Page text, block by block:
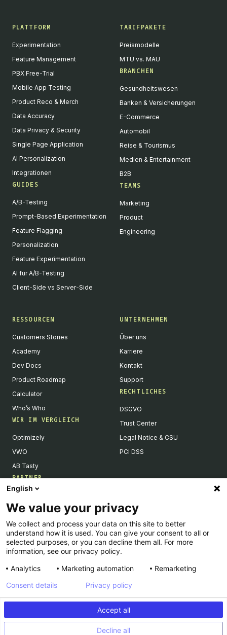
PLATTFORM
Experimentation
Feature Management
PBX Free-Trial
Mobile App Testing
Product Reco & Merch
Data Accuracy
Data Privacy & Security
Single Page Application
AI Personalization
Integrationen
GUIDES
A/B-Testing
Prompt-Based Experimentation
Feature Flagging
Personalization
Feature Experimentation
AI für A/B-Testing
Client-Side vs Server-Side
TARIFPAKETE
Preismodelle
MTU vs. MAU
BRANCHEN
Gesundheitswesen
Banken & Versicherungen
E-Commerce
Automobil
Reise & Tourismus
Medien & Entertainment
B2B
TEAMS
Marketing
Product
Engineering
RESSOURCEN
Customers Stories
Academy
Dev Docs
Product Roadmap
Calculator
Who’s Who
WIR IM VERGLEICH
Optimizely
VWO
AB Tasty
PARTNER
Become a Partner
Integrations Directory
Partners Directory
UNTERNEHMEN
Über uns
Karriere
Kontakt
Support
RECHTLICHES
DSGVO
Trust Center
Legal Notice & CSU
PCI DSS
© Kameleoon — 2026 All rights Reserved
Privacy Policy
English
We value your privacy
We collect and process your data on this site to better
understand how it is used. You can give your consent to all or
selected purposes, or you can decline them all. For more
information, see our privacy policy.
Analytics
Marketing automation Remarketing
Accept all
Decline all
Consent details Privacy policy